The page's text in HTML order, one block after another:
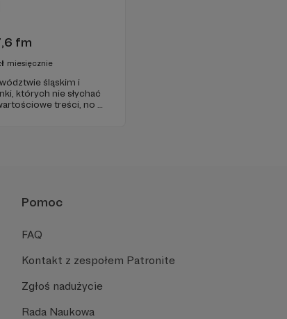
fm
miesięcznie
śląskim i
których nie słychać
treści, no i
Pomoc
FAQ
Kontakt z zespołem Patronite
Zgłoś nadużycie
Rada Naukowa